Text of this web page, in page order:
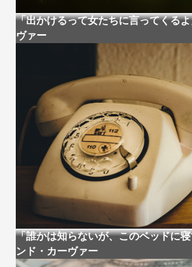
「出かけるって女たちに言ってくる
ヴァー
「誰かは知らないが、このベッドに
ンド・カーヴァー